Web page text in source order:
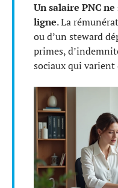
Un salaire PNC
ligne. La
ou d’un steward
primes,
sociaux qui varient